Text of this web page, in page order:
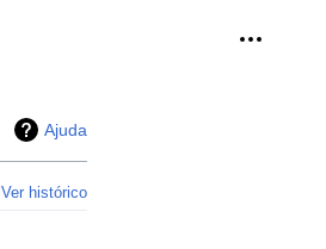
Ajuda
Ver histórico